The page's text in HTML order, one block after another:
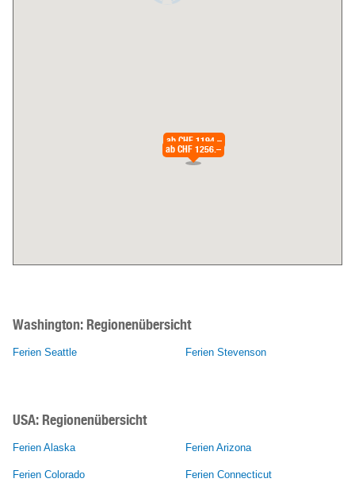
ab CHF 1194.–
ab CHF 1256.–
Washington: Regionenübersicht
Ferien Seattle Ferien Stevenson
USA: Regionenübersicht
Ferien Alaska Ferien Arizona
Ferien Colorado Ferien Connecticut